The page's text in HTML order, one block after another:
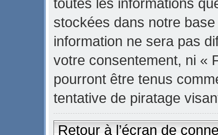
stockées dans notre
information ne sera pas
votre consentement, ni «
pourront être tenus
tentative de piratage
Retour à l’écran de